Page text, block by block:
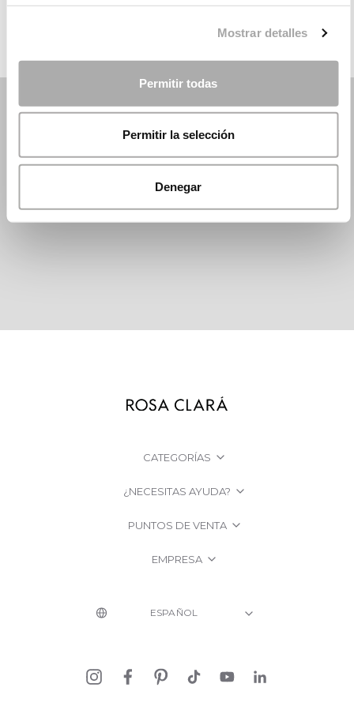
Mostrar detalles
Permitir todas
Permitir la selección
Denegar
CATEGORÍAS
¿NECESITAS AYUDA?
PUNTOS DE VENTA
EMPRESA